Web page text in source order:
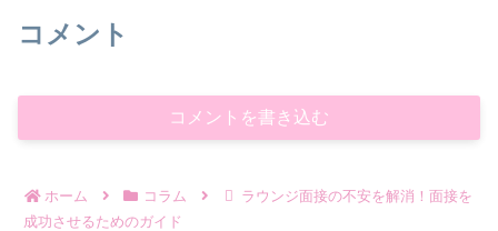
コメント
コメントを書き込む
ホーム コラム
ラウンジ面接の不安を解消！面接を
成功させるためのガイド